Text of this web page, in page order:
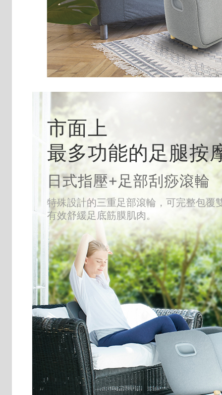
市面上
最多功能的足腿按
日式指壓+足部刮痧滾輪
特殊設計的三重足部滾輪，可完整包覆
有效舒緩足底筋膜肌肉。